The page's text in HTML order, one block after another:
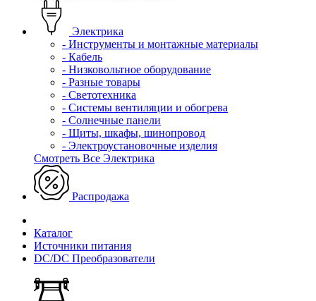
Электрика
- Инструменты и монтажные материалы
- Кабель
- Низковольтное оборудование
- Разные товары
- Светотехника
- Системы вентиляции и обогрева
- Солнечные панели
- Щиты, шкафы, шинопровод
- Электроустановочные изделия
Смотреть Все Электрика
Распродажа
Каталог
Источники питания
DC/DC Преобразователи